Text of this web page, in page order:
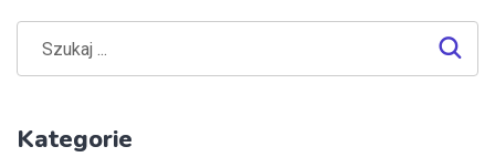
Kategorie